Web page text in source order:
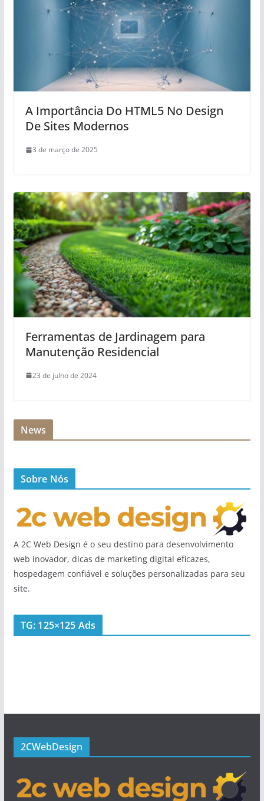
A Importância Do HTML5 No Design
De Sites Modernos
3 de março de 2025
Ferramentas de Jardinagem para
Manutenção Residencial
23 de julho de 2024
News
Sobre Nós
A 2C Web Design é o seu destino para desenvolvimento
web inovador, dicas de marketing digital eficazes,
hospedagem confiável e soluções personalizadas para seu
site.
TG: 125×125 Ads
2CWebDesign